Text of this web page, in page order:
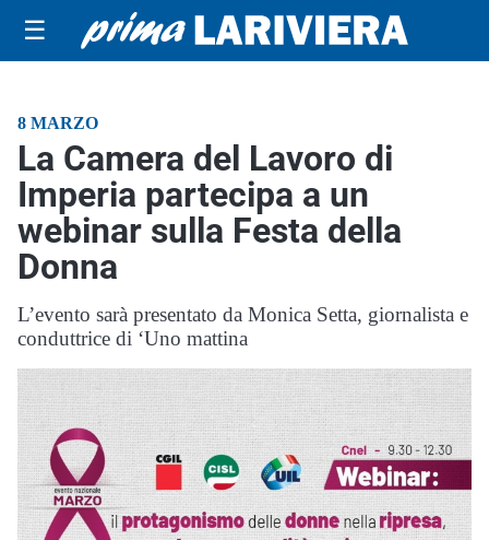
☰
8 MARZO
La Camera del Lavoro di
Imperia partecipa a un
webinar sulla Festa della
Donna
L’evento sarà presentato da Monica Setta, giornalista e
conduttrice di ‘Uno mattina